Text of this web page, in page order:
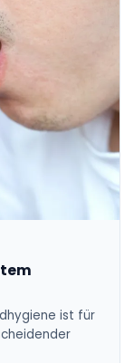
ist für